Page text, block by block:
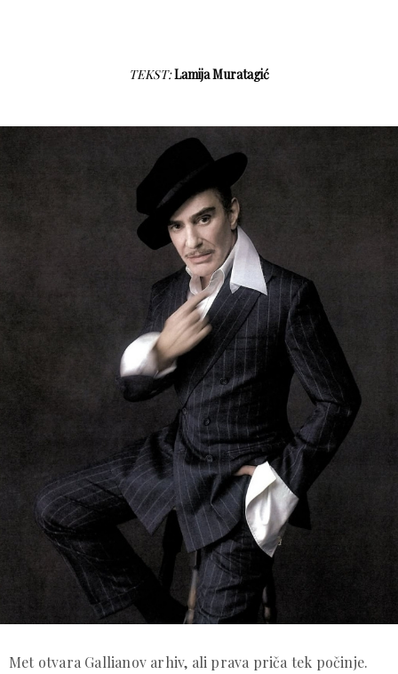
TEKST:Lamija Muratagić
Met otvara Gallianov arhiv, ali prava priča tek počinje.